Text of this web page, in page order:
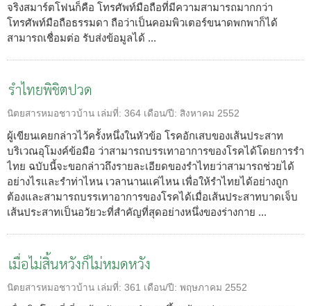
จริงสมาร์ตโฟนก็คือ โทรศัพท์มือถือที่มีความสามารถมากกว่า
โทรศัพท์มือถือธรรมดา ถือว่าเป็นคอมพิวเตอร์ขนาดพกพาก็ได้
สามารถเชื่อมต่อ รับส่งข้อมูลได้ ...
รำไทยพิชิตปวด
นิตยสารหมอชาวบ้าน เล่มที่: 364 เดือน/ปี: สิงหาคม 2552
ผู้เขียนเคยกล่าวไว้ครั้งหนึ่งในหัวข้อ โรคอักเสบของเส้นประสาท
บริเวณอุโมงค์ข้อมือ ว่าสามารถบรรเทาอาการของโรคได้โดยการรำ
ไทย ฉบับนี้จะขอกล่าวถึงรายละเอียดของรำไทยว่าสามารถช่วยได้
อย่างไรและรำท่าไหน เวลานานแค่ไหน เพื่อให้รำไทยได้อย่างถูก
ต้องและสามารถบรรเทาอาการของโรคได้เมื่อเส้นประสาทบาดเจ็บ
เส้นประสาทเป็นอวัยวะที่สำคัญที่สุดอย่างหนึ่งของร่างกาย ...
เมื่อไม่สิ้นหวังก็ไม่หมดหวัง
นิตยสารหมอชาวบ้าน เล่มที่: 361 เดือน/ปี: พฤษภาคม 2552